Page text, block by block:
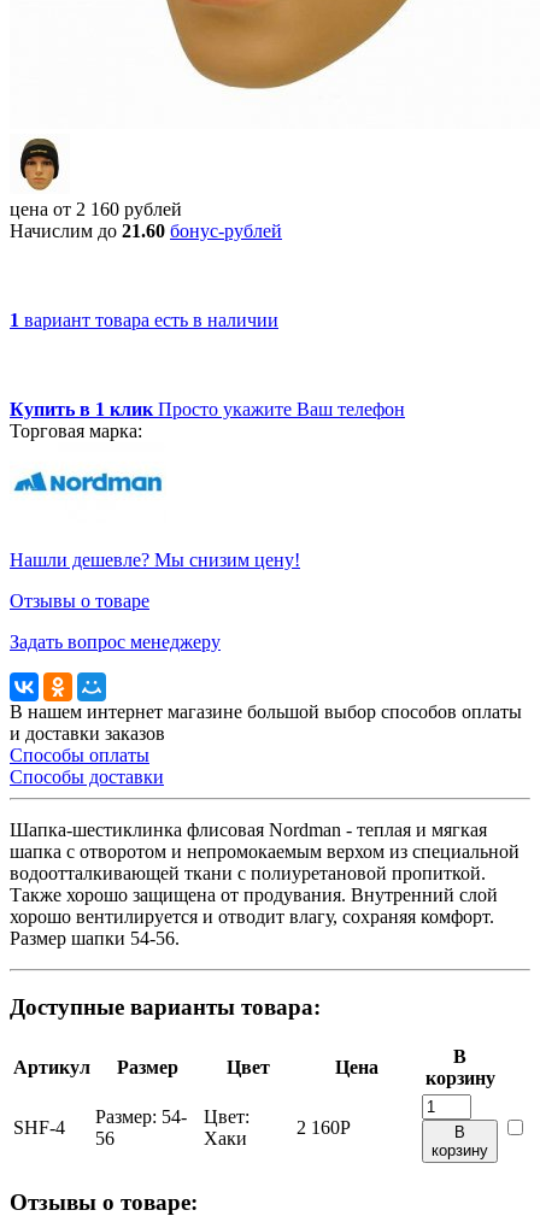
цена от 2 160 рублей
Начислим до 21.60 бонус-рублей
1 вариант товара есть в наличии
Купить в 1 клик Просто укажите Ваш телефон
Торговая марка:
Нашли дешевле? Мы снизим цену!
Отзывы о товаре
Задать вопрос менеджеру
В нашем интернет магазине большой выбор способов оплаты
и доставки заказов
Способы оплаты
Способы доставки
Шапка-шестиклинка флисовая Nordman - теплая и мягкая
шапка с отворотом и непромокаемым верхом из специальной
водоотталкивающей ткани с полиуретановой пропиткой.
Также хорошо защищена от продувания. Внутренний слой
хорошо вентилируется и отводит влагу, сохраняя комфорт.
Размер шапки 54-56.
Доступные варианты товара:
Артикул Размер Цвет Цена
В
корзину
SHF-4
Размер: 54-
56
Цвет:
Хаки
2 160Р
В
корзину
Отзывы о товаре: